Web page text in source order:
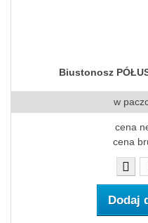
Biustonosz
w
cena
cena
Dodaj